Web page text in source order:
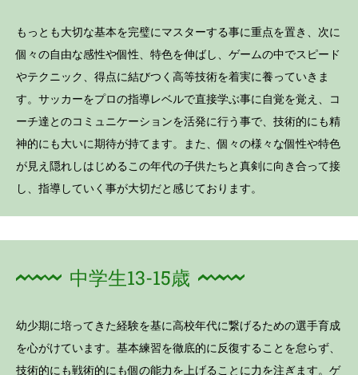
もっとも大切な基本を完璧にマスターする事に重点を置き、次に
個々の自由な感性や個性、特色を伸ばし、ゲームの中でスピード
やテクニック、得点に結びつく高等技術を着実に養っていきま
す。サッカーをプロの指導レベルで直接学ぶ事に自覚を覚え、コ
ーチ達とのコミュニケーションを活発に行う事で、技術的にも精
神的にも大いに期待が持てます。また、個々の様々な個性や特色
が見え隠れしはじめるこの年代の子供たちと真剣に向き合って接
し、指導していく事が大切だと感じております。
中学生13-15歳
幼少期に培ってきた経験を基に高校年代に繋げるための選手育成
を心がけています。基本練習を徹底的に反復することを怠らず、
技術的にも戦術的にも個の能力を上げることに力を注ぎます。ゲ